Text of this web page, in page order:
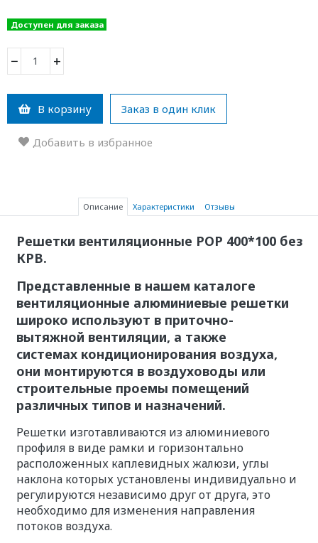
Доступен для заказа
− +
В корзину Заказ в один клик
Добавить в избранное
Описание Характеристики Отзывы
Решетки вентиляционные РОР 400*100 без
КРВ.
Представленные в нашем каталоге
вентиляционные алюминиевые решетки
широко используют в приточно-
вытяжной вентиляции, а также
системах кондиционирования воздуха,
они монтируются в воздуховоды или
строительные проемы помещений
различных типов и назначений.
Решетки изготавливаются из алюминиевого
профиля в виде рамки и горизонтально
расположенных каплевидных жалюзи, углы
наклона которых установлены индивидуально и
регулируются независимо друг от друга, это
необходимо для изменения направления
потоков воздуха.